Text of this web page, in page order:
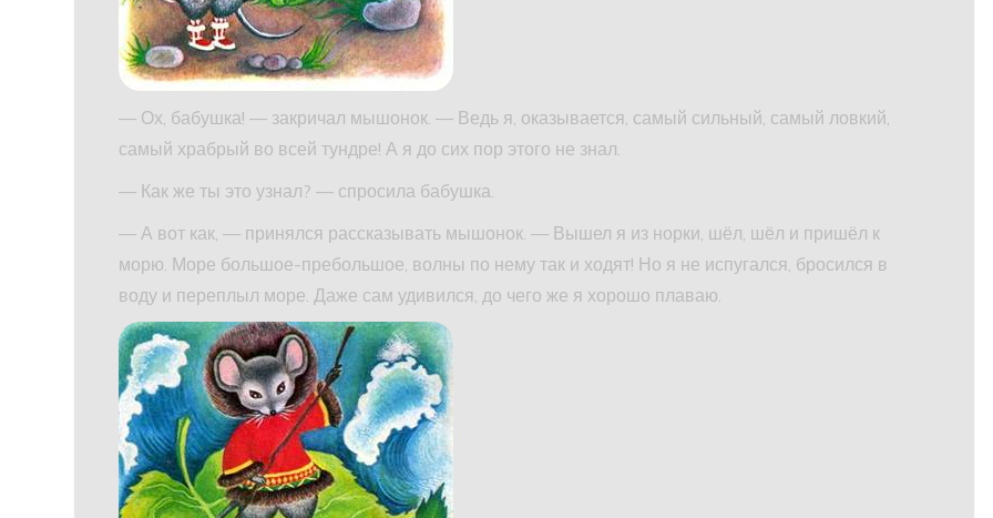
— Ох, бабушка! — закричал мышонок. — Ведь я, оказывается, самый сильный, самый ловкий,
самый храбрый во всей тундре! А я до сих пор этого не знал.
— Как же ты это узнал? — спросила бабушка.
— А вот как, — принялся рассказывать мышонок. — Вышел я из норки, шёл, шёл и пришёл к
морю. Море большое-пребольшое, волны по нему так и ходят! Но я не испугался, бросился в
воду и переплыл море. Даже сам удивился, до чего же я хорошо плаваю.